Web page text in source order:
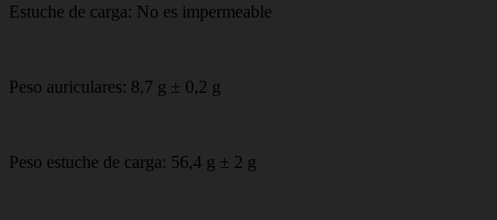
Estuche de carga: No es impermeable
Peso auriculares: 8,7 g ± 0,2 g
Peso estuche de carga: 56,4 g ± 2 g